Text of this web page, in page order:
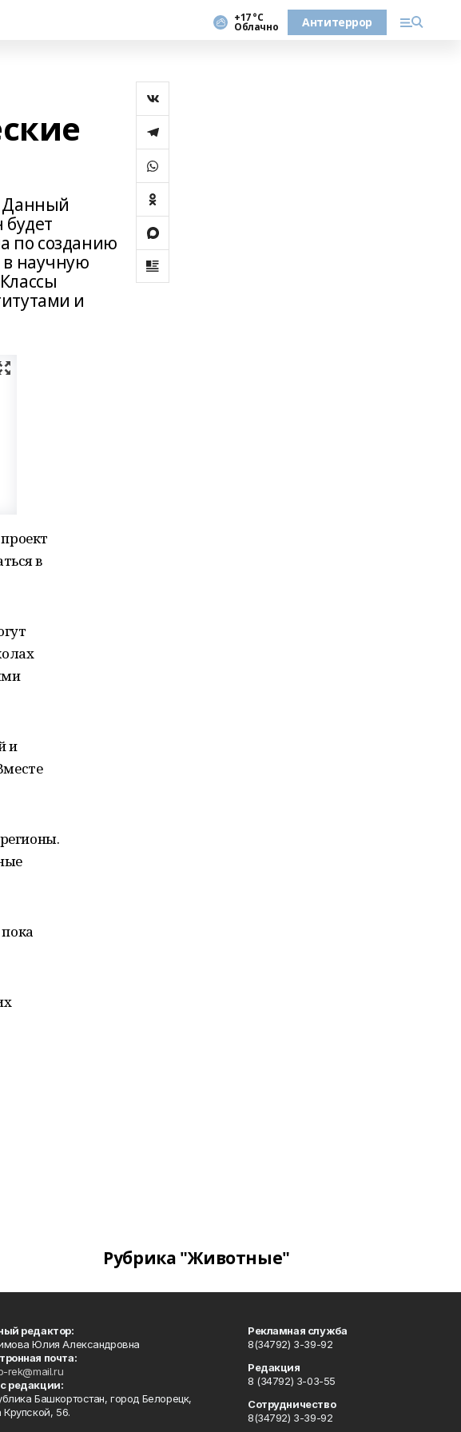
+17 °С
Облачно Антитеррор
Данный
будет
по созданию
в научную
и
в
и
Рубрика "Животные"
редактор:
Юлия Александровна
почта:
rek@mail.ru
редакции:
Башкортостан, город Белорецк,
Крупской, 56.
Рекламная служба
8(34792) 3-39-92
Редакция
8 (34792) 3-03-55
Сотрудничество
8(34792) 3-39-92